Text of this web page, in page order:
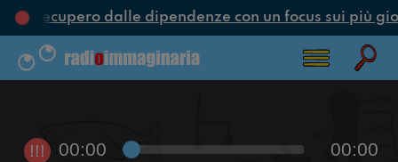
e recupero dalle dipendenze con un focus sui più
!!! 00:00 00:00